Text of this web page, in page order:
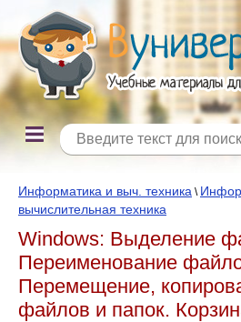
Информатика и выч. техника \
вычислительная техника
Windows: Выделение
Переименование
Перемещение,
файлов и папок.